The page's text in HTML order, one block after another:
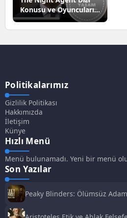
Konusu ve Oyuncuları |
Netflix
Politikalarımız
Gizlilik Politikası
Hakkımızda
İletişim
Künye
Hızlı Menü
Menü bulunamadı. Yeni bir menü
Son Yazılar
Peaky Blinders: Ölümsüz